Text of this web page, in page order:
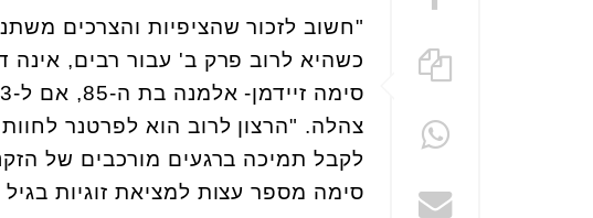
"חשוב לזכור שהציפיות והצרכים
כשהיא לרוב פרק ב' עבור רבים, אינה
צהלה. "הרצון לרוב הוא לפרטנר
לקבל תמיכה ברגעים מורכבים של
סימה מספר עצות למציאת זוגיות